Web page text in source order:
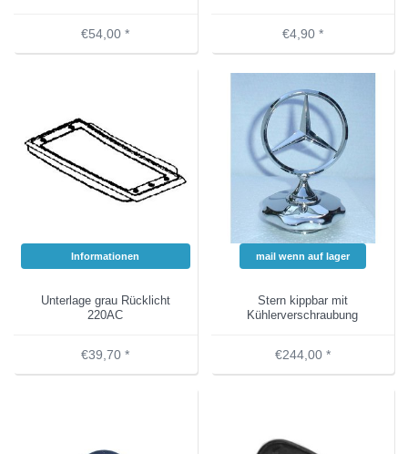
€54,00 * €4,90 *
Informationen
Unterlage grau Rücklicht
220AC
€39,70 *
mail wenn auf lager
Stern kippbar mit
Kühlerverschraubung
€244,00 *